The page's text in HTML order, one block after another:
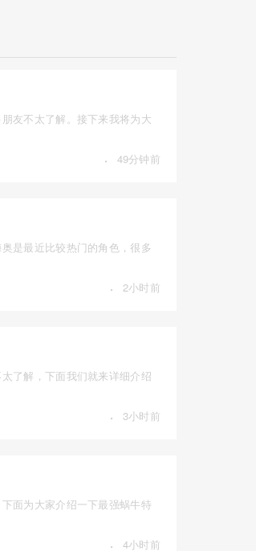
友不太了解。接下来我将为大
· 49分钟前
是最近比较热门的角色，很多
· 2小时前
了解，下面我们就来详细介绍
· 3小时前
面为大家介绍一下最强蜗牛特
· 4小时前